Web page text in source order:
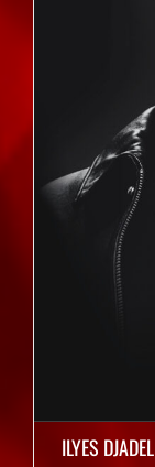
ILYES DJADEL